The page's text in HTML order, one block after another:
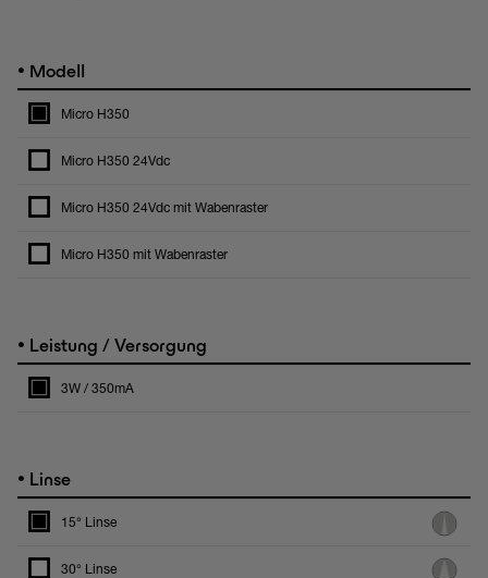
• Modell
Micro H350
Micro H350 24Vdc
Micro H350 24Vdc mit Wabenraster
Micro H350 mit Wabenraster
• Leistung / Versorgung
3W / 350mA
• Linse
15° Linse
30° Linse